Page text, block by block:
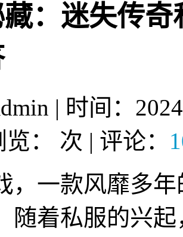
：迷失传
| 时间：
：
次 | 评论：
，一款风靡多
随着私服的兴